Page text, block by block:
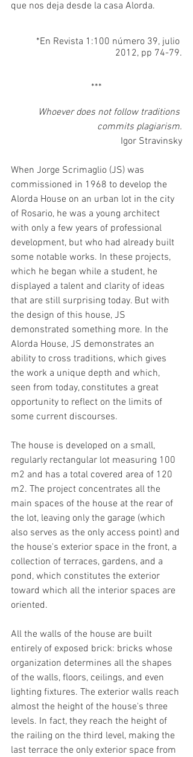
que nos deja desde la casa Alorda.
*En Revista 1:100 número 39, julio
2012, pp 74-79.
***
Whoever does not follow traditions
commits plagiarism.
Igor Stravinsky
When Jorge Scrimaglio (JS) was
commissioned in 1968 to develop the
Alorda House on an urban lot in the city
of Rosario, he was a young architect
with only a few years of professional
development, but who had already built
some notable works. In these projects,
which he began while a student, he
displayed a talent and clarity of ideas
that are still surprising today. But with
the design of this house, JS
demonstrated something more. In the
Alorda House, JS demonstrates an
ability to cross traditions, which gives
the work a unique depth and which,
seen from today, constitutes a great
opportunity to reflect on the limits of
some current discourses.
The house is developed on a small,
regularly rectangular lot measuring 100
m2 and has a total covered area of ​​120
m2. The project concentrates all the
main spaces of the house at the rear of
the lot, leaving only the garage (which
also serves as the only access point) and
the house's exterior space in the front, a
collection of terraces, gardens, and a
pond, which constitutes the exterior
toward which all the interior spaces are
oriented.
All the walls of the house are built
entirely of exposed brick: bricks whose
organization determines all the shapes
of the walls, floors, ceilings, and even
lighting fixtures. The exterior walls reach
almost the height of the house's three
levels. In fact, they reach the height of
the railing on the third level, making the
last terrace the only exterior space from